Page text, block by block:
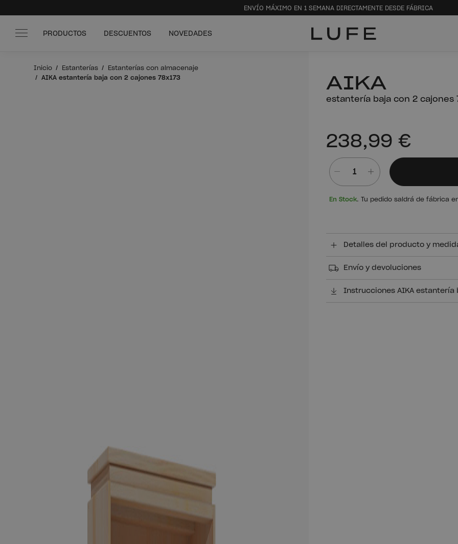
ENVÍO MÁXIMO EN 1 SEMANA DIRECTAMENTE DESDE FÁBRICA
PRODUCTOS DESCUENTOS NOVEDADES
Inicio Estanterías
Estanterías con almacenaje
AIKA estantería baja con 2 cajones 78x173
AIKA
estantería baja con 2 cajones
238,99 €
En Stock. Tu pedido saldrá de fábrica
Detalles del producto y
Envío y devoluciones
Instrucciones AIKA estantería